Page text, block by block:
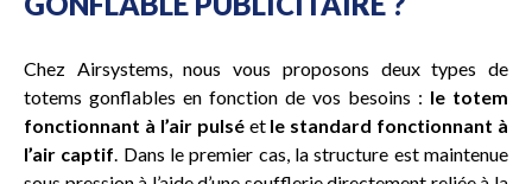
Chez Airsystems, nous vous proposons deux types de
totems gonflables en fonction de vos besoins : le totem
fonctionnant à l’air pulsé etle standard fonctionnant à
l’air captif . Dans le premier cas, la structure est maintenue